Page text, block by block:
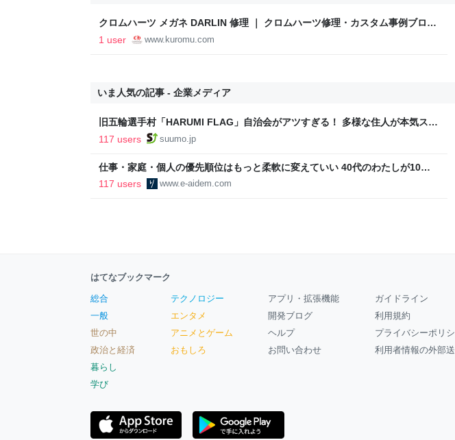
クロムハーツ メガネ DARLIN 修理 ｜ クロムハーツ修理・カスタム事例ブログ
｜アフターダイヤ・メガネ修理・リング修復（大阪／全国郵送）
1 user www.kuromu.com
いま人気の記事 - 企業メディア
旧五輪選手村「HARUMI FLAG」自治会がアツすぎる！ 多様な住人が本気スキ
ルで挑む、盆踊り2万人集客や交通改善など“街の価値向上”戦略 東京・中央
117 users suumo.jp
仕事・家庭・個人の優先順位はもっと柔軟に変えていい 40代のわたしが10年
後の自分に伝えたいこと - りっすん by イーアイデム
117 users www.e-aidem.com
はてなブックマーク
総合
一般
世の中
政治と経済
暮らし
学び
テクノロジー
エンタメ
アニメとゲーム
おもしろ
アプリ・拡張機能
開発ブログ
ヘルプ
お問い合わせ
ガイドライン
利用規約
プライバシーポリ
利用者情報の外部